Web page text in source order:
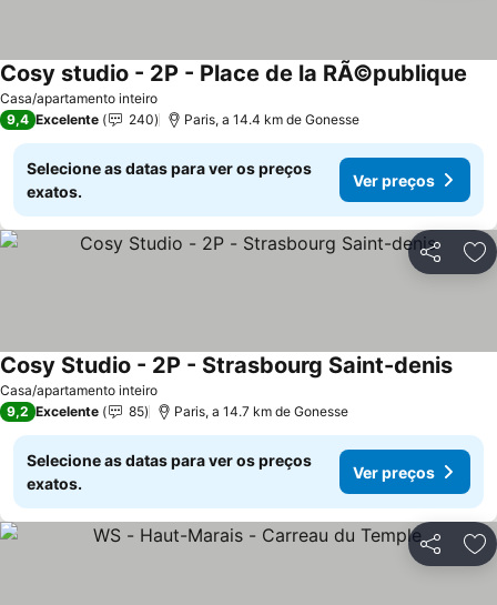
Casa/apartamento inteiro
Cosy studio - 2P - Place de la RÃ©publique
9,4 Excelente 240 Paris, a 14.4 km de Gonesse
Selecione as datas para ver os preços
exatos.
Ver preços
Partilhar
Casa/apartamento inteiro
Cosy Studio - 2P - Strasbourg Saint-denis
9,2 Excelente 85 Paris, a 14.7 km de Gonesse
Selecione as datas para ver os preços
exatos.
Ver preços
Partilhar